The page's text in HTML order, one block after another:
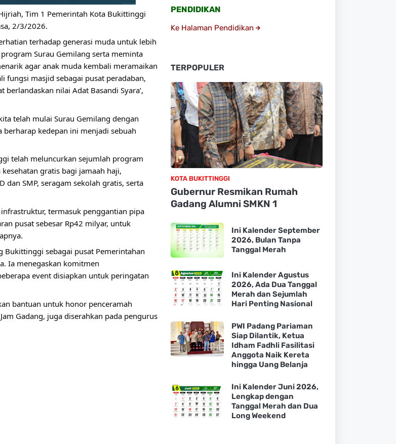
Tim 1 Pemerintah Kota Bukittinggi
2/3/2026.
terhadap generasi muda untuk lebih
Surau Gemilang serta meminta
agar anak muda kembali meramaikan
masjid sebagai pusat peradaban,
nilai Adat Basandi Syara’,
telah mulai Surau Gemilang dengan
kedepan ini menjadi sebuah
telah meluncurkan sejumlah program
gratis bagi jamaah haji,
dan SMP, seragam sekolah gratis, serta
termasuk penggantian pipa
pusat sebesar Rp42 milyar, untuk
Bukittinggi sebagai pusat Pemerintahan
Ia menegaskan komitmen
event disiapkan untuk peringatan
bantuan untuk honor penceramah
Gadang, juga diserahkan pada pengurus
PENDIDIKAN
Ke Halaman Pendidikan
TERPOPULER
KOTA BUKITTINGGI
Gubernur Resmikan Rumah
Gadang Alumni SMKN 1
Ini Kalender September
2026, Bulan Tanpa
Tanggal Merah
Ini Kalender Agustus
2026, Ada Dua Tanggal
Merah dan Sejumlah
Hari Penting Nasional
PWI Padang Pariaman
Siap Dilantik, Ketua
Idham Fadhli Fasilitasi
Anggota Naik Kereta
hingga Uang Belanja
Ini Kalender Juni 2026,
Lengkap dengan
Tanggal Merah dan Dua
Long Weekend